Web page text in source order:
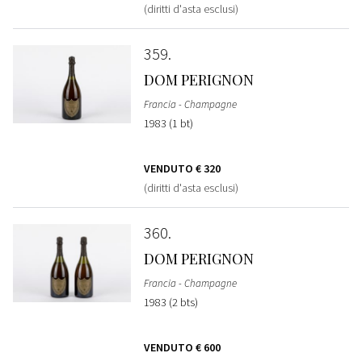
(diritti d'asta esclusi)
359
DOM PERIGNON
Francia - Champagne
1983 (1 bt)
VENDUTO € 320
(diritti d'asta esclusi)
360
DOM PERIGNON
Francia - Champagne
1983 (2 bts)
VENDUTO € 600